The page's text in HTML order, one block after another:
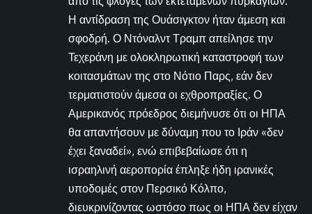
Η αντίδραση της Ουάσιγκτον ήταν άμεση και
σφοδρή. Ο Ντόναλντ Τραμπ απείλησε την
Τεχεράνη με ολοκληρωτική καταστροφή των
κοιτασμάτων της στο Νότιο Παρς, εάν δεν
τερματιστούν άμεσα οι εχθροπραξίες. Ο
Αμερικανός πρόεδρος διεμήνυσε ότι οι ΗΠΑ
θα απαντήσουν με δύναμη που το Ιράν «δεν
έχει ξαναδεί», ενώ επιβεβαίωσε ότι η
ισραηλινή αεροπορία έπληξε ήδη ιρανικές
υποδομές στον Περσικό Κόλπο,
διευκρινίζοντας ωστόσο πως οι ΗΠΑ δεν είχαν